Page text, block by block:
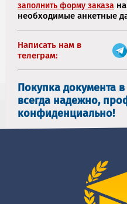
заполнить форму заказа
необходимые анкетные
Написать нам в
телеграм:
Покупка документа
всегда надежно,
конфиденциально!